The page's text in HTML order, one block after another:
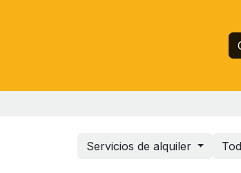
Servicios de alquiler